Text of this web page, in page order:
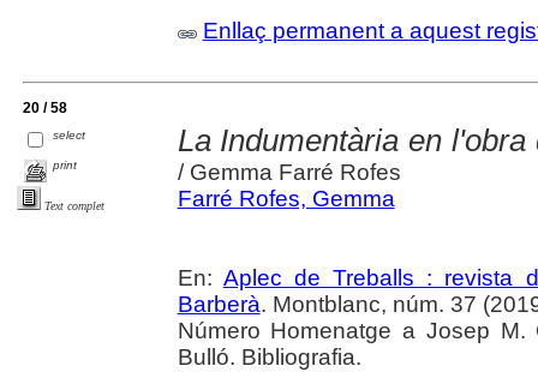
Enllaç permanent a aquest
20 / 58
select
print
Text complet
La Indumentària en
/ Gemma Farré Rofes
Farré Rofes, Gemma
En: Aplec de Treballs : revista
Barberà. Montblanc, núm. 37
Número Homenatge a Josep
Bulló. Bibliografia.